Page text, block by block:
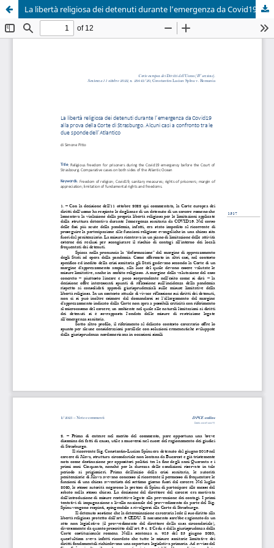
La libertà religiosa dei detenuti durante l’emergenza da Covid19 alla prova della Corte di Strasburgo. Alcuni casi a confronto tra le due sponde dell’Atlantico